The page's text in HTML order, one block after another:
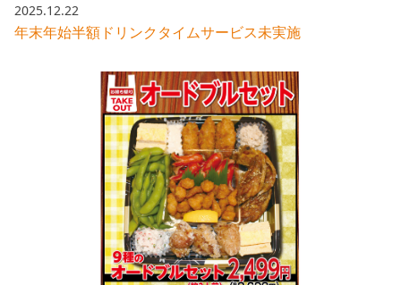
2025.12.22
年末年始半額ドリンクタイムサービス未実施